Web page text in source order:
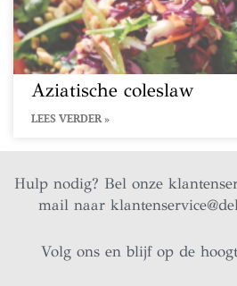
Aziatische coleslaw
LEES VERDER »
Hulp nodig? Bel onze
mail naar
Volg ons en blijf op de